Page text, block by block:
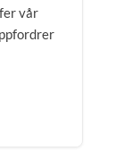
vår